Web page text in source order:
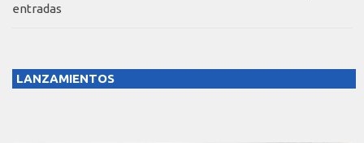
entradas
LANZAMIENTOS